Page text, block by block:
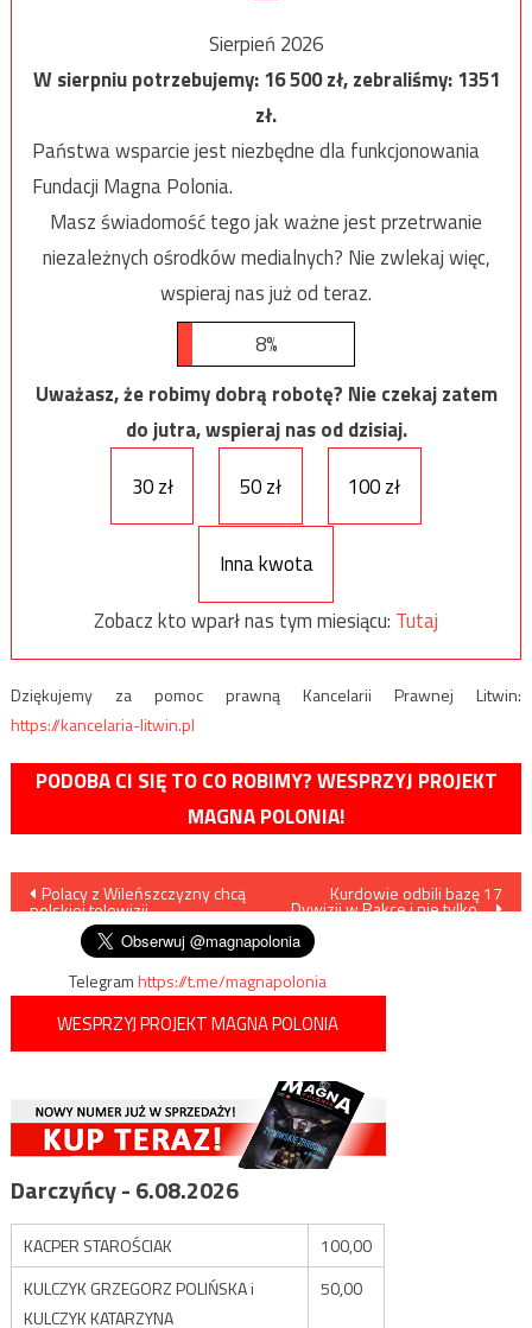
Sierpień 2026
W sierpniu potrzebujemy:16 500zł, zebraliśmy:1351
zł.
Państwa wsparcie jest niezbędne dla funkcjonowania
Fundacji Magna Polonia.
Masz świadomość tego jak ważne jest przetrwanie
niezależnych ośrodków medialnych? Nie zwlekaj więc,
wspieraj nas już od teraz.
8%
Uważasz, że robimy dobrą robotę? Nie czekaj zatem
do jutra, wspieraj nas od dzisiaj.
30 zł
50 zł 100 zł
Inna kwota
Zobacz kto wparł nas tym miesiącu: Tutaj
Dziękujemy za pomoc prawną Kancelarii Prawnej Litwin:
https://kancelaria-litwin.pl
PODOBA CI SIĘ TO CO ROBIMY? WESPRZYJ PROJEKT
MAGNA POLONIA!
Nawigacja
wpisu
Polacy z Wileńszczyzny chcą
polskiej telewizji
Kurdowie odbili bazę 17
Dywizji w Rakce i nie tylko…
Telegramhttps://t.me/magnapolonia
WESPRZYJ PROJEKT MAGNA POLONIA
Darczyńcy - 6.08.2026
KACPER STAROŚCIAK
100,00
KULCZYK GRZEGORZ POLIŃSKA i
KULCZYK KATARZYNA
50,00